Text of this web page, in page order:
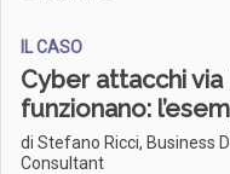
IL CASO
Cyber attacchi
funzionano:
di Stefano Ricci, Business
Consultant